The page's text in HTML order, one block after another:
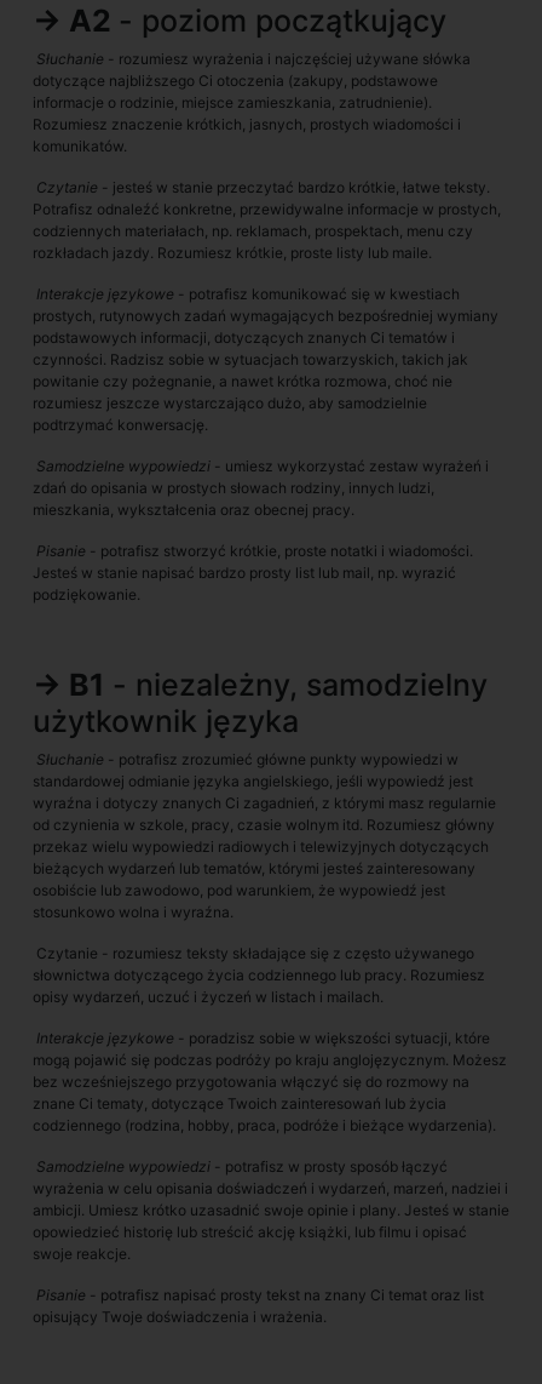
→ A2 - poziom początkujący
Słuchanie - rozumiesz wyrażenia i najczęściej używane słówka
dotyczące najbliższego Ci otoczenia (zakupy, podstawowe
informacje o rodzinie, miejsce zamieszkania, zatrudnienie).
Rozumiesz znaczenie krótkich, jasnych, prostych wiadomości i
komunikatów.
Czytanie - jesteś w stanie przeczytać bardzo krótkie, łatwe teksty.
Potrafisz odnaleźć konkretne, przewidywalne informacje w prostych,
codziennych materiałach, np. reklamach, prospektach, menu czy
rozkładach jazdy. Rozumiesz krótkie, proste listy lub maile.
Interakcje językowe - potrafisz komunikować się w kwestiach
prostych, rutynowych zadań wymagających bezpośredniej wymiany
podstawowych informacji, dotyczących znanych Ci tematów i
czynności. Radzisz sobie w sytuacjach towarzyskich, takich jak
powitanie czy pożegnanie, a nawet krótka rozmowa, choć nie
rozumiesz jeszcze wystarczająco dużo, aby samodzielnie
podtrzymać konwersację.
Samodzielne wypowiedzi - umiesz wykorzystać zestaw wyrażeń i
zdań do opisania w prostych słowach rodziny, innych ludzi,
mieszkania, wykształcenia oraz obecnej pracy.
Pisanie - potrafisz stworzyć krótkie, proste notatki i wiadomości.
Jesteś w stanie napisać bardzo prosty list lub mail, np. wyrazić
podziękowanie.
→ B1 - niezależny, samodzielny
użytkownik języka
Słuchanie - potrafisz zrozumieć główne punkty wypowiedzi w
standardowej odmianie języka angielskiego, jeśli wypowiedź jest
wyraźna i dotyczy znanych Ci zagadnień, z którymi masz regularnie
od czynienia w szkole, pracy, czasie wolnym itd. Rozumiesz główny
przekaz wielu wypowiedzi radiowych i telewizyjnych dotyczących
bieżących wydarzeń lub tematów, którymi jesteś zainteresowany
osobiście lub zawodowo, pod warunkiem, że wypowiedź jest
stosunkowo wolna i wyraźna.
Czytanie - rozumiesz teksty składające się z często używanego
słownictwa dotyczącego życia codziennego lub pracy. Rozumiesz
opisy wydarzeń, uczuć i życzeń w listach i mailach.
Interakcje językowe - poradzisz sobie w większości sytuacji, które
mogą pojawić się podczas podróży po kraju anglojęzycznym. Możesz
bez wcześniejszego przygotowania włączyć się do rozmowy na
znane Ci tematy, dotyczące Twoich zainteresowań lub życia
codziennego (rodzina, hobby, praca, podróże i bieżące wydarzenia).
Samodzielne wypowiedzi - potrafisz w prosty sposób łączyć
wyrażenia w celu opisania doświadczeń i wydarzeń, marzeń, nadziei i
ambicji. Umiesz krótko uzasadnić swoje opinie i plany. Jesteś w stanie
opowiedzieć historię lub streścić akcję książki, lub filmu i opisać
swoje reakcje.
Pisanie - potrafisz napisać prosty tekst na znany Ci temat oraz list
opisujący Twoje doświadczenia i wrażenia.